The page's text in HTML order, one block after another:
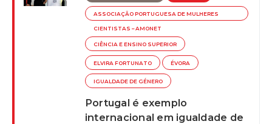
ASSOCIAÇÃO PORTUGUESA DE MULHERES
CIENTISTAS – AMONET
CIÊNCIA E ENSINO SUPERIOR
ELVIRA FORTUNATO ÉVORA
IGUALDADE DE GÉNERO
Portugal é exemplo
internacional em igualdade de